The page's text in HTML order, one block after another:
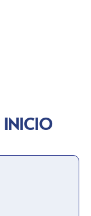
INICIO